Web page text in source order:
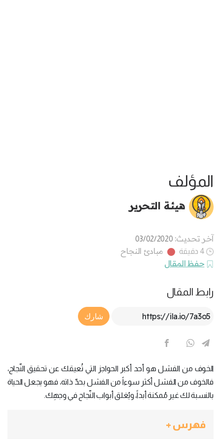
المؤلف
هيئة التحرير
آخر تحديث: 03/02/2020
4 دقيقة
مبادئ النجاح
حفظ المقال
رابط المقال
Article Link
شارك
الخوف من الفشل هو أحد أكبر الحواجز التي تُعيقك عن تحقيق النّجاح،
فالخوف من الفشل أكثر سوءاً من الفشل بحدّ ذاته، فهو يجعل الحياة
بالنسبة لك غير مُمكنة أبداً، ويُغلق أبواب النّجاح في وجهِك.
فهرس +